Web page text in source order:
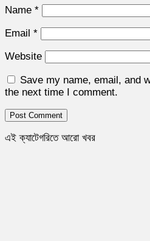
Name *
Email *
Website
Save my name, email, and
the next time I comment.
এই ক্যাটেগরিতে আরো খবর